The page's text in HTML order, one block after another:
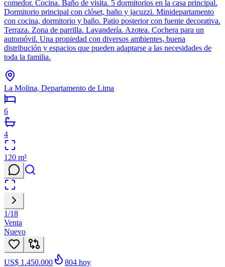
comedor. Cocina. Baño de visita. 5 dormitorios en la casa principal.
Dormitorio principal con clóset, baño y jacuzzi. Minidepartamento
con cocina, dormitorio y baño. Patio posterior con fuente decorativa.
Terraza. Zona de parrilla. Lavandería. Azotea. Cochera para un
automóvil. Una propiedad con diversos ambientes, buena
distribución y espacios que pueden adaptarse a las necesidades de
toda la familia.
La Molina, Departamento de Lima
6
4
120 m²
1/18
Venta
Nuevo
US$ 1.450.000 804 hoy